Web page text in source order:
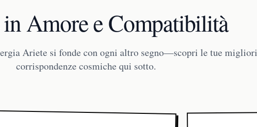
Amore e Compatibilità
Ariete si fonde con ogni altro segno—scopri le tue migliori
corrispondenze cosmiche qui sotto.